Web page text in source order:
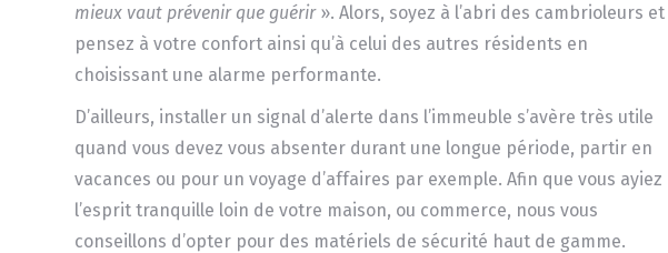
mieux vaut prévenir que guérir». Alors, soyez à l’abri des cambrioleurs et
pensez à votre confort ainsi qu’à celui des autres résidents en
choisissant une alarme performante.
D’ailleurs, installer un signal d’alerte dans l’immeuble s’avère très utile
quand vous devez vous absenter durant une longue période, partir en
vacances ou pour un voyage d’affaires par exemple. Afin que vous ayiez
l’esprit tranquille loin de votre maison, ou commerce, nous vous
conseillons d’opter pour des matériels de sécurité haut de gamme.